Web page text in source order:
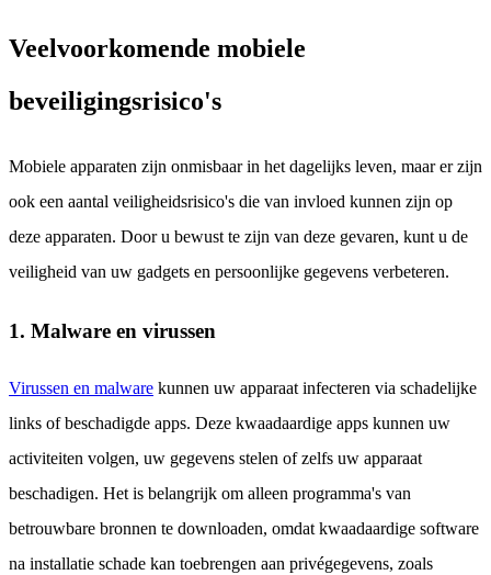
Veelvoorkomende mobiele
beveiligingsrisico's
Mobiele apparaten zijn onmisbaar in het dagelijks leven, maar er zijn
ook een aantal veiligheidsrisico's die van invloed kunnen zijn op
deze apparaten. Door u bewust te zijn van deze gevaren, kunt u de
veiligheid van uw gadgets en persoonlijke gegevens verbeteren.
1. Malware en virussen
Virussen en malware kunnen uw apparaat infecteren via schadelijke
links of beschadigde apps. Deze kwaadaardige apps kunnen uw
activiteiten volgen, uw gegevens stelen of zelfs uw apparaat
beschadigen. Het is belangrijk om alleen programma's van
betrouwbare bronnen te downloaden, omdat kwaadaardige software
na installatie schade kan toebrengen aan privégegevens, zoals